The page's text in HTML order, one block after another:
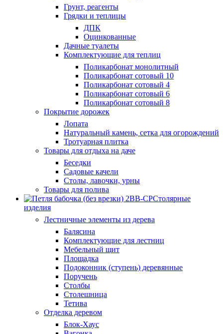
Грунт, реагенты
Грядки и теплицы
ДПК
Оцинкованные
Дачные туалеты
Комплектующие для теплиц
Поликарбонат монолитный
Поликарбонат сотовый 10
Поликарбонат сотовый 4
Поликарбонат сотовый 6
Поликарбонат сотовый 8
Покрытие дорожек
Лопата
Натуральный камень, сетка для огорождений
Тротуарная плитка
Товары для отдыха на даче
Беседки
Садовые качели
Столы, лавочки, урны
Товары для полива
Столярные
изделия
Лестничные элементы из дерева
Балясина
Комплектующие для лестниц
Мебельный щит
Площадка
Подоконник (ступень) деревянные
Поручень
Столбы
Столешница
Тетива
Отделка деревом
Блок-Хаус